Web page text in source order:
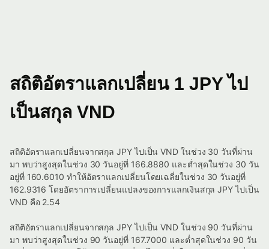
สถิติอัตราแลกเปลี่ยน 1 JPY ไป
เป็นสกุล VND
สถิติอัตราแลกเปลี่ยนจากสกุล JPY ไปเป็น VND ในช่วง 30 วันที่ผ่าน
มา พบว่าสูงสุดในช่วง 30 วันอยู่ที่ 166.8880 และต่ำสุดในช่วง 30 วัน
อยู่ที่ 160.6010 ทำให้อัตราแลกเปลี่ยนโดยเฉลี่ยในช่วง 30 วันอยู่ที่
162.9316 โดยอัตราการเปลี่ยนแปลงของการแลกเงินสกุล JPY ไปเป็น
VND คือ 2.54
สถิติอัตราแลกเปลี่ยนจากสกุล JPY ไปเป็น VND ในช่วง 90 วันที่ผ่าน
มา พบว่าสูงสุดในช่วง 90 วันอยู่ที่ 167.7000 และต่ำสุดในช่วง 90 วัน